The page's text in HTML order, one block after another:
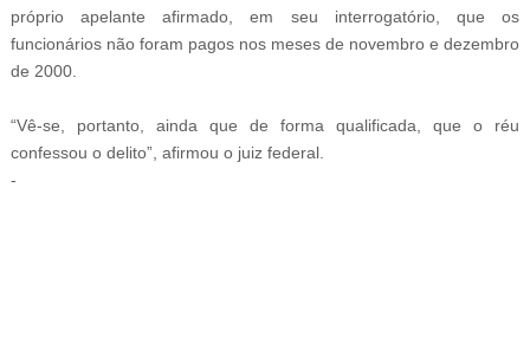
próprio apelante afirmado, em seu interrogatório, que os
funcionários não foram pagos nos meses de novembro e dezembro
de 2000.
“Vê-se, portanto, ainda que de forma qualificada, que o réu
confessou o delito”, afirmou o juiz federal.
-